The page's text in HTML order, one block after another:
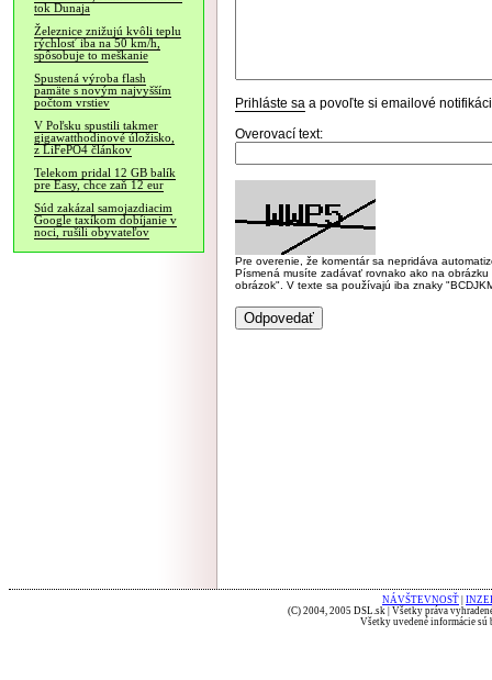
tok Dunaja
Železnice znižujú kvôli teplu
rýchlosť iba na 50 km/h,
spôsobuje to meškanie
Spustená výroba flash
pamäte s novým najvyšším
počtom vrstiev
V Poľsku spustili takmer
gigawatthodinové úložisko,
z LiFePO4 článkov
Telekom pridal 12 GB balík
pre Easy, chce zaň 12 eur
Súd zakázal samojazdiacim
Google taxíkom dobíjanie v
noci, rušili obyvateľov
Prihláste sa a povoľte si emailové
Overovací text:
Pre overenie, že komentár sa nepridáva
Písmená musíte zadávať rovnako ako na
obrázok". V texte sa používajú iba znaky
NÁVŠTEVNOSŤ
(C) 2004, 2005 DSL.sk | Všetky práva
Všetky uvedené informácie sú